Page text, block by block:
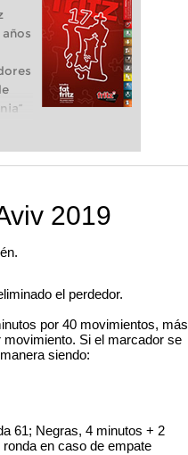
2019
el perdedor.
por 40 movimientos, más
Si el marcador se
siendo:
61; Negras, 4 minutos + 2
en caso de empate